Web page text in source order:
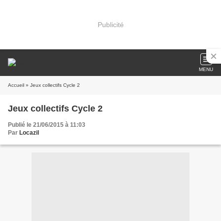
Publicité
MENU
Accueil » Jeux collectifs Cycle 2
Jeux collectifs Cycle 2
Publié le 21/06/2015 à 11:03
Par Locazil